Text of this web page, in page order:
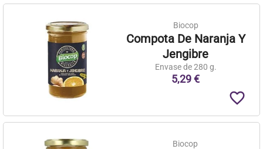
Biocop
Compota De Naranja Y
Jengibre
Envase de 280 g.
5,29 €
favorite_border
Biocop